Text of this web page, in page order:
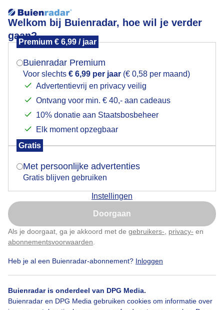
Welkom bij Buienradar, hoe wil je verder
gaan?
Premium € 6,99 / jaar
Buienradar Premium
Voor slechts € 6,99 per jaar (€ 0,58 per maand)
Advertentievrij en privacy veilig
Ontvang voor min. € 40,- aan cadeaus
10% donatie aan Staatsbosbeheer
Elk moment opzegbaar
Gratis
Met persoonlijke advertenties
Gratis blijven gebruiken
Instellingen
Doorgaan
Als je doorgaat, ga je akkoord met de gebruikers- privacy- en
abonnementsvoorwaarden
Heb je al een Buienradar-abonnement? Inloggen
Buienradar is onderdeel van DPG Media.
Buienradar en DPG Media gebruiken cookies om informatie over
Wolkenlucht
Door: Jolanda Pelkmans
Wolkenlucht Wolken
Mogen we je locatie gebruiken voor het
Indien je hier nog geen akkoord op hebt gegeven,
verschijnt er zo een pop-up uit je browser waarin
Is goed, toon de popup
Nu niet, misschien later
Klik hierom dit aan te passen